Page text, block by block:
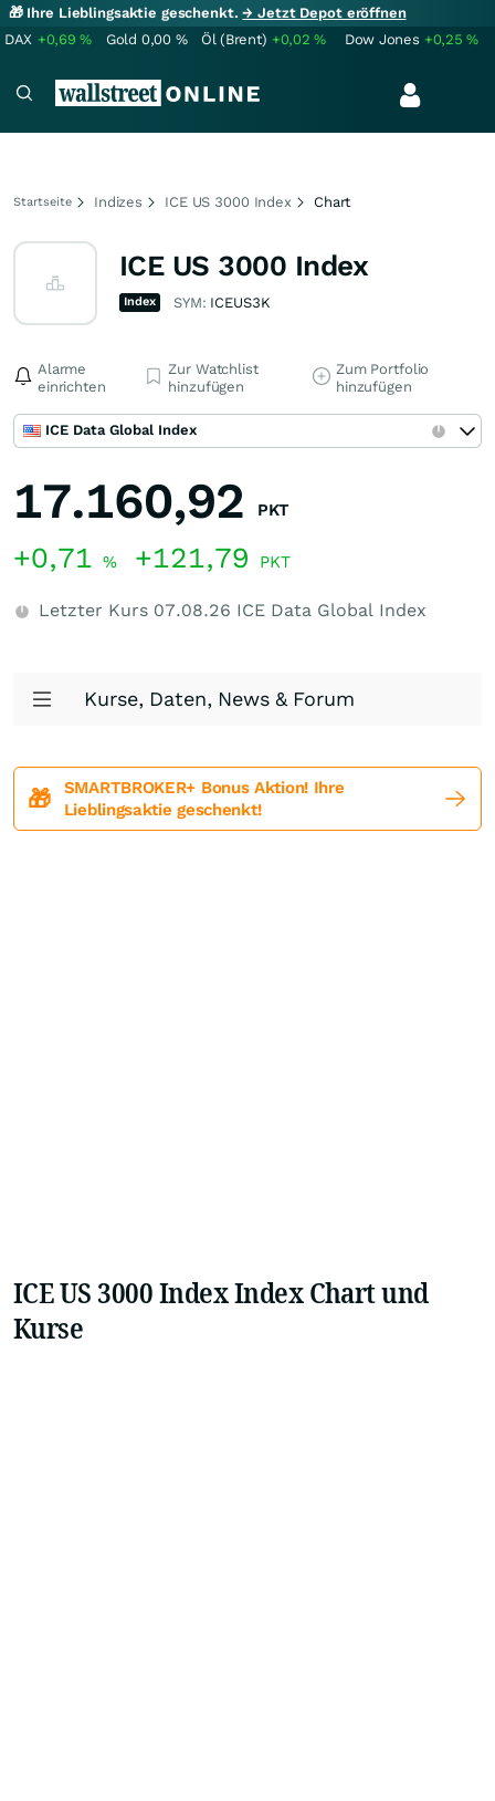
🎁 Ihre Lieblingsaktie geschenkt.→ Jetzt Depot eröffnen
DAX +0,69% Gold 0,00 % Öl (Brent) +0,02% Dow Jones +0,25%
Startseite Indizes ICE US 3000 Index Chart
ICE US 3000 Index
Index SYM: ICEUS3K
Alarme
einrichten
Zur Watchlist
hinzufügen
Zum Portfolio
hinzufügen
ICE Data Global Index
17.160,92 PKT
+0,71 % +121,79 PKT
Letzter Kurs 07.08.26 ICE Data Global Index
Kurse, Daten, News & Forum
🎁
SMARTBROKER+ Bonus Aktion! Ihre
Lieblingsaktie geschenkt!
ICE US 3000 Index Index Chart und
Kurse